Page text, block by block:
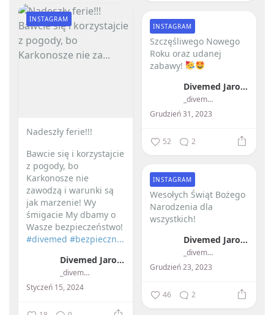
Nadeszły ferie!!! ️
Bawcie się i korzystajcie
z pogody, bo
Karkonosze nie
zawodzą i warunki są
jak marzenie!Wy
śmigacie My dbamy o
Wasze bezpieczeństwo!
#divemed #bezpieczn...
Divemed Jarosław Przybylski
_divemed_
Styczeń 15, 2024
INSTAGRAM
Szczęśliwego Nowego
Roku oraz udanej
zabawy!
Divemed Jarosław Przybylski
_divemed_
Grudzień 31, 2023
INSTAGRAM
52 2
Wesołych Świąt Bożego
Narodzenia dla
wszystkich! ️
Divemed Jarosław Przybylski
_divemed_
Grudzień 23, 2023
INSTAGRAM
46 2